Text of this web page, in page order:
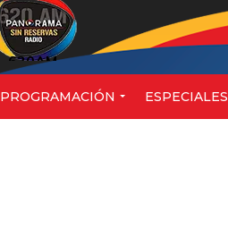
620AM
PROGRAMACIÓN ESPECIALES